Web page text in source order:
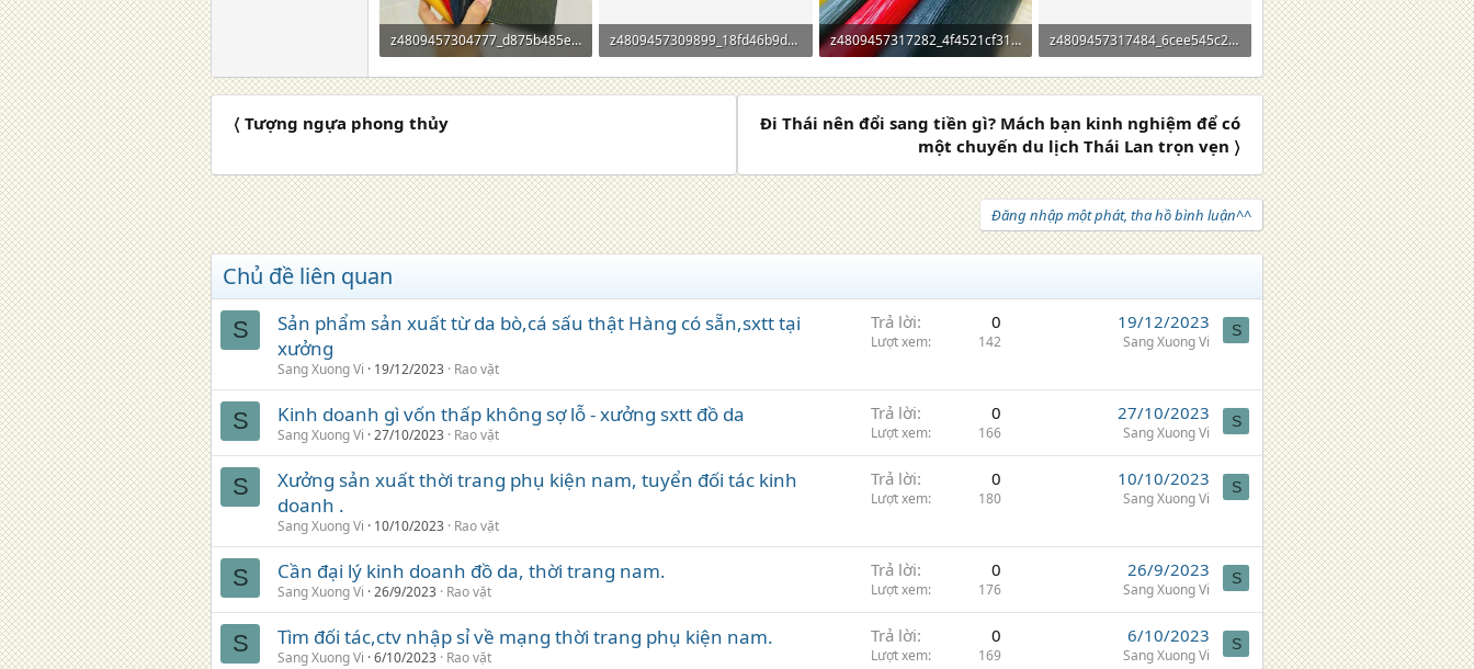
z4809457304777_d875b485e59ee3f5d025f44cf18a4f68.jpg
202,9 KB · Lượt xem: 0
z4809457309899_18fd46b9d561f0cf6e8bdd865ae3162f.jpg
257,7 KB · Lượt xem: 0
z4809457317282_4f4521cf31551e5582d56a94cc68f3d4.jpg
280,6 KB · Lượt xem: 0
z4809457317484_6cee545c257fdf494a219a2683446d17.jpg
295,5 KB · Lượt xem: 0
〈 Tượng ngựa phong thủy
Đi Thái nên đổi sang tiền gì? Mách bạn kinh nghiệm để có
một chuyến du lịch Thái Lan trọn vẹn 〉
Đăng nhập một phát, tha hồ bình luận^^
Chủ đề liên quan
S
Sản phẩm sản xuất từ da bò,cá sấu thật Hàng có sẵn,sxtt tại
xưởng
Sang Xuong Vi 19/12/2023 Rao vặt
Trả lời 0
Lượt xem 142
19/12/2023
Sang Xuong Vi
S
S Kinh doanh gì vốn thấp không sợ lỗ - xưởng sxtt đồ da
Sang Xuong Vi 27/10/2023 Rao vặt
Trả lời 0
Lượt xem 166
27/10/2023
Sang Xuong Vi
S
S
Xưởng sản xuất thời trang phụ kiện nam, tuyển đối tác kinh
doanh .
Sang Xuong Vi 10/10/2023 Rao vặt
Trả lời 0
Lượt xem 180
10/10/2023
Sang Xuong Vi
S
S Cần đại lý kinh doanh đồ da, thời trang nam.
Sang Xuong Vi 26/9/2023 Rao vặt
Trả lời 0
Lượt xem 176
26/9/2023
Sang Xuong Vi
S
S Tìm đối tác,ctv nhập sỉ về mạng thời trang phụ kiện nam.
Sang Xuong Vi 6/10/2023 Rao vặt
Trả lời 0
Lượt xem 169
6/10/2023
Sang Xuong Vi
S